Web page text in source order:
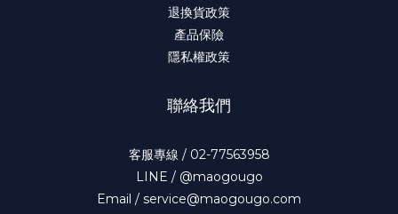
退換貨政策
產品保險
隱私權政策
聯絡我們
客服專線 / 02-77563958
LINE / @maogougo
Email / service@maogougo.com